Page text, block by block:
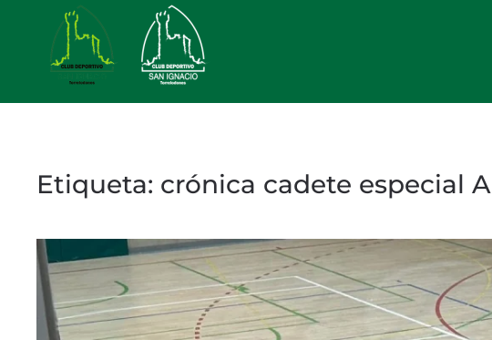
Skip to main content
Etiqueta: crónica cadete especial A